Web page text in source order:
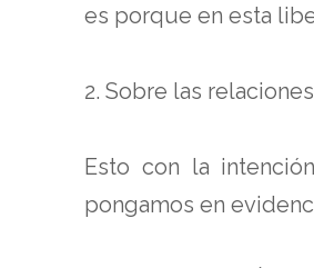
es porque en esta
2. Sobre las
Esto con la
pongamos en